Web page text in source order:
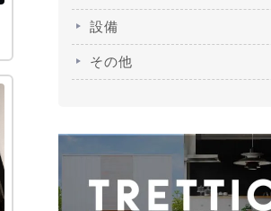
設備
その他